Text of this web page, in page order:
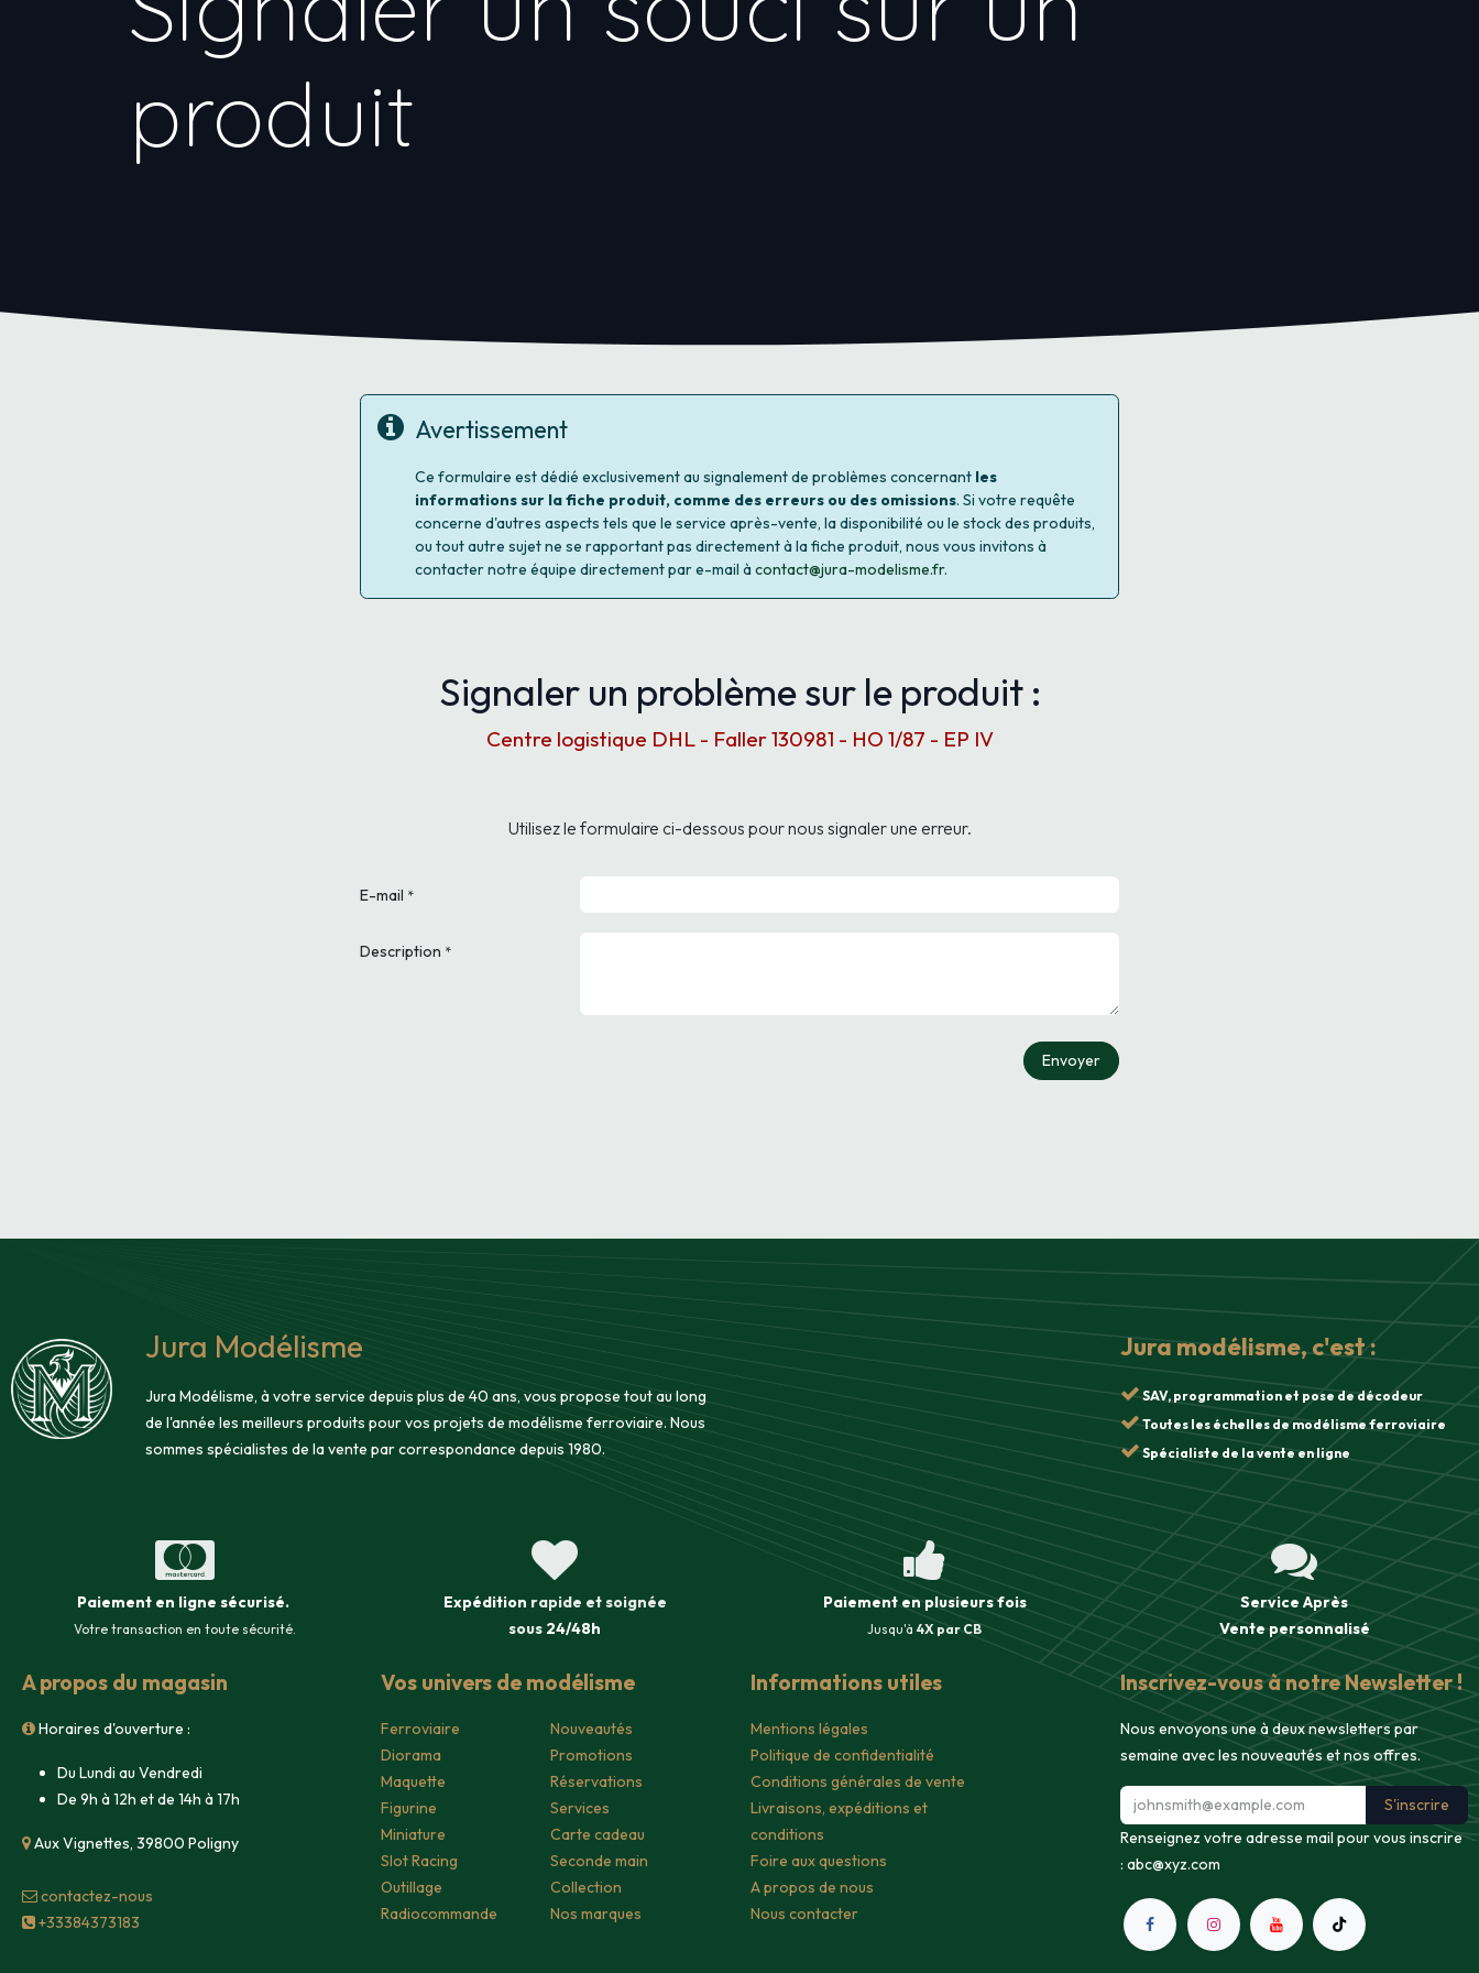
produit
Avertissement
Ce formulaire est dédié exclusivement au signalement de problèmes concernant les
informations sur la fiche produit, comme des erreurs ou des omissions. Si votre requête
concerne d'autres aspects tels que le service après-vente, la disponibilité ou le stock des produits,
ou tout autre sujet ne se rapportant pas directement à la fiche produit, nous vous invitons à
contacter notre équipe directement par e-mail à contact@jura-modelisme.fr.
Signaler un problème sur le produit :
Centre logistique DHL - Faller 130981 - HO 1/87 - EP IV
Utilisez le formulaire ci-dessous pour nous signaler une erreur.
E-mail *
Description *
Envoyer
Jura Modélisme
Jura Modélisme, à votre service depuis plus de 40 ans, vous propose tout au long
de l'année les meilleurs produits pour vos projets de modélisme ferroviaire. Nous
sommes spécialistes de la vente par correspondance depuis 1980.
Paiement en ligne sécurisé.
Votre transaction en toute sécurité.
Expédition rapide et soignée
sous 24/48h
Paiement en plusieurs fois
Jusqu'à 4X par CB
Service Après
Ventepersonnalisé
A propos du magasin
Horaires d'ouverture :
Du Lundi au Vendredi
De 9h à 12h et de 14h à 17h
Aux Vignettes, 39800 Poligny
contacte​z-nous
+33384373183
Vos univers de modélisme
Ferroviaire
Diorama
Maquette
Figurine
Miniature
Slot Racing
Outillage
Radiocommande
Nouveautés
Promotions
Réservations
Services
Carte cadeau
Seconde main
Collection
Nos marques
Informations utiles
Mentions légales
Politique de confidentialité
Conditions générales de vente
Livraisons, expéditions et
conditions
Foire aux questions
A propos de nous
Nous contacter
Inscrivez-vous à notre Newsletter !
Nous envoyons une à deux newsletters par
semaine avec les nouveautés et nos offres.
S'inscrire
Renseignez votre adresse mail pour vous inscrire
: abc@xyz.com
Jura modélisme, c'est :
SAV, programmation et pose de décodeur
Toutes les échelles de modélisme ferroviaire
Spécialiste de la vente en ligne